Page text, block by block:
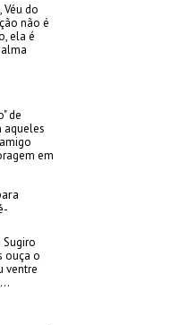
Véu do
não é
ela é
de
aqueles
em
ouça o
ventre